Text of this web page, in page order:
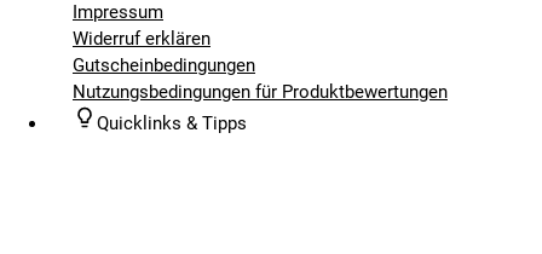
Impressum
Widerruf erklären
Gutscheinbedingungen
Nutzungsbedingungen für Produktbewertungen
Quicklinks & Tipps